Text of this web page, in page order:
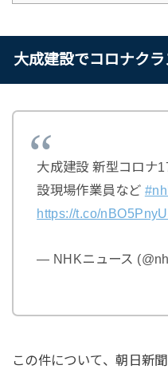
大成建設でコロナク
大成建設 新型コロナ
設現場作業員など
https://t.co/
— NHKニュース
この件について、朝日新